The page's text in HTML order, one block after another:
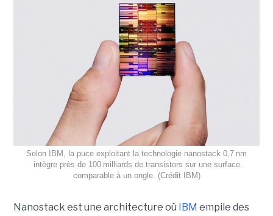
Selon IBM, la puce exploitant la technologie nanostack 0,7 nm
intègre près de 100 milliards de transistors sur une surface
comparable à un ongle. (Crédit IBM)
Nanostack est une architecture où IBM empile des